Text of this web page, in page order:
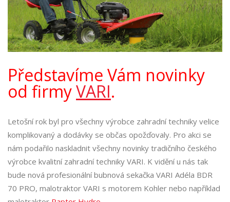
Představíme Vám novinky
od firmyVARI.
Letošní rok byl pro všechny výrobce zahradní techniky velice
komplikovaný a dodávky se občas opožďovaly. Pro akci se
nám podařilo naskladnit všechny novinky tradičního českého
výrobce kvalitní zahradní techniky VARI. K vidění u nás tak
bude nová profesionální bubnová sekačka VARI Adéla BDR
70 PRO, malotraktor VARI s motorem Kohler nebo například